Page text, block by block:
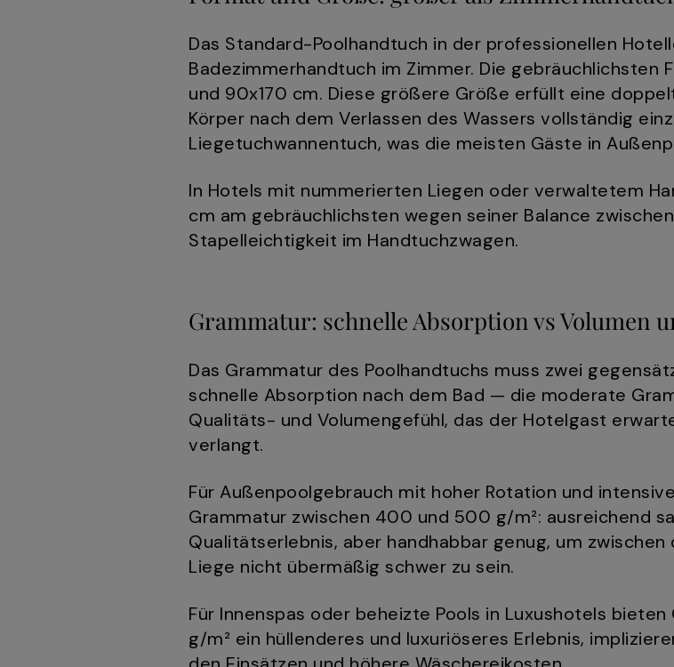
Das Standard-Poolhandtuch in der professionellen
Badezimmerhandtuch im Zimmer. Die gebräuchlichsten
und 90x170 cm. Diese größere Größe erfüllt eine
Körper nach dem Verlassen des Wassers vollständig
Liegetuchwannentuch, was die meisten Gäste in
In Hotels mit nummerierten Liegen oder verwaltetem
cm am gebräuchlichsten wegen seiner Balance
Stapelleichtigkeit im Handtuchzwagen.
Grammatur: schnelle Absorption vs Volumen
Das Grammatur des Poolhandtuchs muss zwei
schnelle Absorption nach dem Bad — die moderate
Qualitäts- und Volumengefühl, das der Hotelgast
verlangt.
Für Außenpoolgebrauch mit hoher Rotation und
Grammatur zwischen 400 und 500 g/m²: ausreichend
Qualitätserlebnis, aber handhabbar genug, um
Liege nicht übermäßig schwer zu sein.
Für Innenspas oder beheizte Pools in Luxushotels
g/m² ein hüllenderes und luxuriöseres Erlebnis,